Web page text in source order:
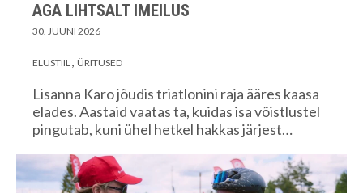
AGA LIHTSALT IMEILUS
30. JUUNI 2026
ELUSTIIL ÜRITUSED
Lisanna Karo jõudis triatlonini raja ääres kaasa
elades. Aastaid vaatas ta, kuidas isa võistlustel
pingutab, kuni ühel hetkel hakkas järjest…